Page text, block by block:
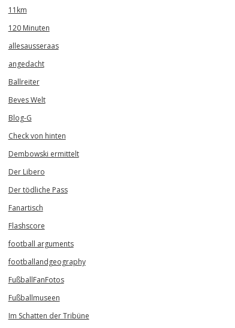
11km
120 Minuten
allesausseraas
angedacht
Ballreiter
Beves Welt
Blog-G
Check von hinten
Dembowski ermittelt
Der Libero
Der tödliche Pass
Fanartisch
Flashscore
football arguments
footballandgeography
FußballFanFotos
Fußballmuseen
Im Schatten der Tribüne